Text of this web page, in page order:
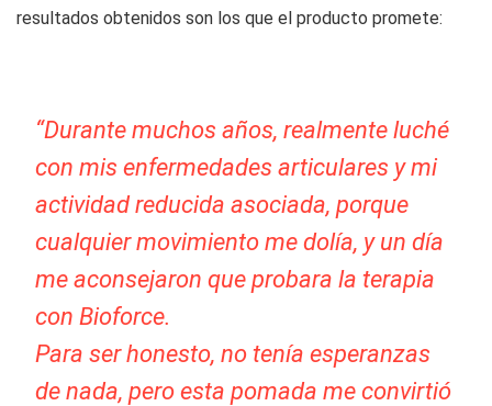
resultados obtenidos son los que el producto promete:
“Durante muchos años, realmente luché
con mis enfermedades articulares y mi
actividad reducida asociada, porque
cualquier movimiento me dolía, y un día
me aconsejaron que probara la terapia
con Bioforce.
Para ser honesto, no tenía esperanzas
de nada, pero esta pomada me convirtió